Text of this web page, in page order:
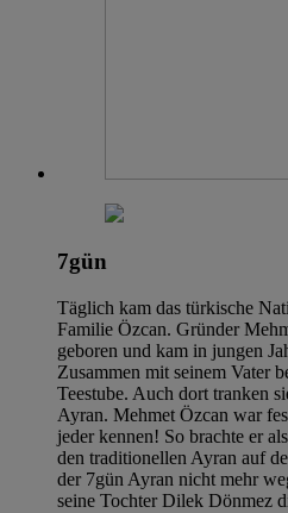
7gün
Täglich kam das türkische
Familie Özcan. Gründer
geboren und kam in jungen
Zusammen mit seinem Vater
Teestube. Auch dort tranken
Ayran. Mehmet Özcan war
jeder kennen! So brachte er
den traditionellen Ayran auf
der 7gün Ayran nicht mehr
seine Tochter Dilek Dönmez